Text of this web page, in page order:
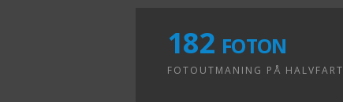
182 foton
FOTOUTMANING PÅ HALVFART